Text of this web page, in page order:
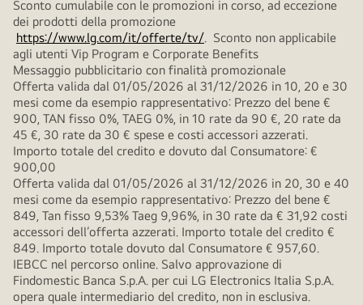
Sconto cumulabile con le promozioni in corso, ad eccezione
dei prodotti della promozione
https://www.lg.com/it/offerte/tv/. Sconto non applicabile
agli utenti Vip Program e Corporate Benefits
Messaggio pubblicitario con finalità promozionale
Offerta valida dal 01/05/2026 al 31/12/2026 in 10, 20 e 30
mesi come da esempio rappresentativo: Prezzo del bene €
900, TAN fisso 0%, TAEG 0%, in 10 rate da 90 €, 20 rate da
45 €, 30 rate da 30 € spese e costi accessori azzerati.
Importo totale del credito e dovuto dal Consumatore: €
900,00
Offerta valida dal 01/05/2026 al 31/12/2026 in 20, 30 e 40
mesi come da esempio rappresentativo: Prezzo del bene €
849, Tan fisso 9,53% Taeg 9,96%, in 30 rate da € 31,92 costi
accessori dell’offerta azzerati. Importo totale del credito €
849. Importo totale dovuto dal Consumatore € 957,60.
IEBCC nel percorso online. Salvo approvazione di
Findomestic Banca S.p.A. per cui LG Electronics Italia S.p.A.
opera quale intermediario del credito, non in esclusiva.